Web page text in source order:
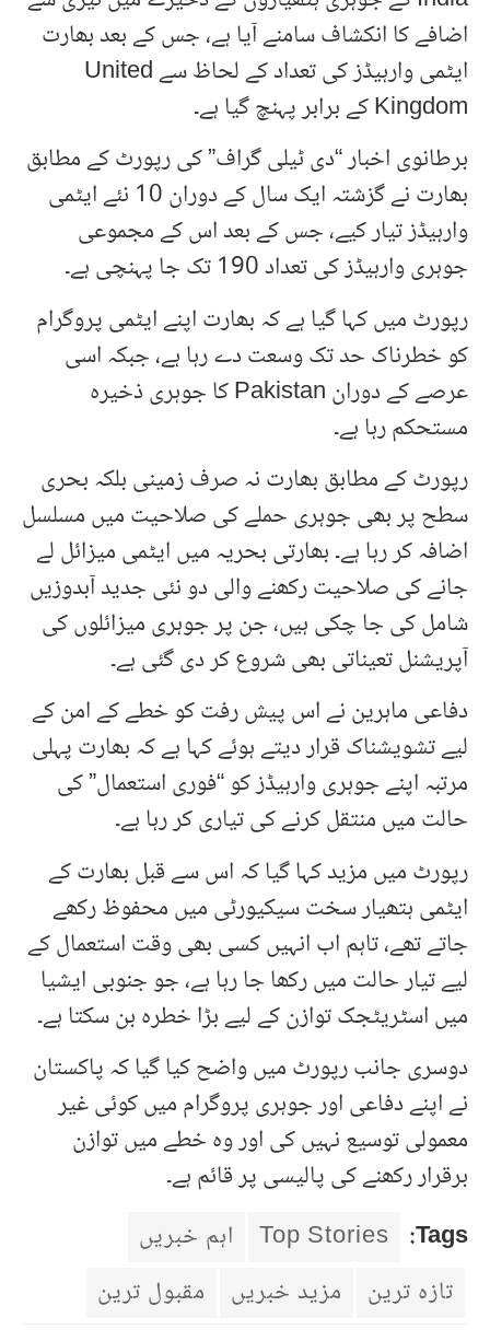
اضافے کا انکشاف سامنے آیا ہے، جس کے بعد بھارت
ایٹمی وارہیڈز کی تعداد کے لحاظ سے United
Kingdom کے برابر پہنچ گیا ہے۔
برطانوی اخبار “دی ٹیلی گراف” کی رپورٹ کے مطابق
بھارت نے گزشتہ ایک سال کے دوران 10 نئے ایٹمی
وارہیڈز تیار کیے، جس کے بعد اس کے مجموعی
جوہری وارہیڈز کی تعداد 190 تک جا پہنچی ہے۔
رپورٹ میں کہا گیا ہے کہ بھارت اپنے ایٹمی پروگرام
کو خطرناک حد تک وسعت دے رہا ہے، جبکہ اسی
عرصے کے دوران Pakistan کا جوہری ذخیرہ
مستحکم رہا ہے۔
رپورٹ کے مطابق بھارت نہ صرف زمینی بلکہ بحری
سطح پر بھی جوہری حملے کی صلاحیت میں مسلسل
اضافہ کر رہا ہے۔ بھارتی بحریہ میں ایٹمی میزائل لے
جانے کی صلاحیت رکھنے والی دو نئی جدید آبدوزیں
شامل کی جا چکی ہیں، جن پر جوہری میزائلوں کی
آپریشنل تعیناتی بھی شروع کر دی گئی ہے۔
دفاعی ماہرین نے اس پیش رفت کو خطے کے امن کے
لیے تشویشناک قرار دیتے ہوئے کہا ہے کہ بھارت پہلی
مرتبہ اپنے جوہری وارہیڈز کو “فوری استعمال” کی
حالت میں منتقل کرنے کی تیاری کر رہا ہے۔
رپورٹ میں مزید کہا گیا کہ اس سے قبل بھارت کے
ایٹمی ہتھیار سخت سیکیورٹی میں محفوظ رکھے
جاتے تھے، تاہم اب انہیں کسی بھی وقت استعمال کے
لیے تیار حالت میں رکھا جا رہا ہے، جو جنوبی ایشیا
میں اسٹریٹجک توازن کے لیے بڑا خطرہ بن سکتا ہے۔
دوسری جانب رپورٹ میں واضح کیا گیا کہ پاکستان
نے اپنے دفاعی اور جوہری پروگرام میں کوئی غیر
معمولی توسیع نہیں کی اور وہ خطے میں توازن
برقرار رکھنے کی پالیسی پر قائم ہے۔
Tags:
Top Stories
اہم خبریں
تازہ ترین
مزید خبریں
مقبول ترین